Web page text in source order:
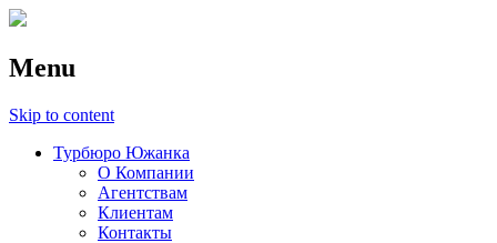
Menu
Skip to content
Турбюро Южанка
О Компании
Агентствам
Клиентам
Контакты